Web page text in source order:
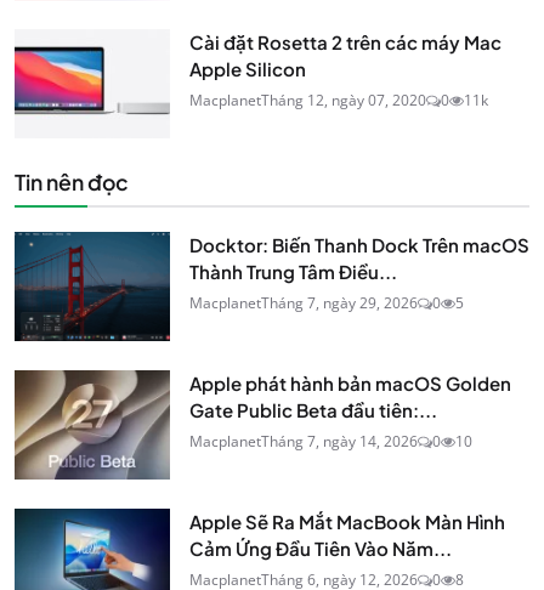
Cài đặt Rosetta 2 trên các máy Mac
Apple Silicon
MacplanetTháng 12, ngày 07, 2020 0 11k
Tin nên đọc
Docktor: Biến Thanh Dock Trên macOS
Thành Trung Tâm Điều...
MacplanetTháng 7, ngày 29, 2026 0 5
Apple phát hành bản macOS Golden
Gate Public Beta đầu tiên:...
MacplanetTháng 7, ngày 14, 2026 0 10
Apple Sẽ Ra Mắt MacBook Màn Hình
Cảm Ứng Đầu Tiên Vào Năm...
MacplanetTháng 6, ngày 12, 2026 0 8